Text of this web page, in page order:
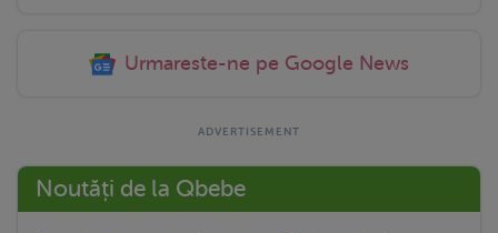
Urmareste-ne pe Google News
Noutăți de la Qbebe